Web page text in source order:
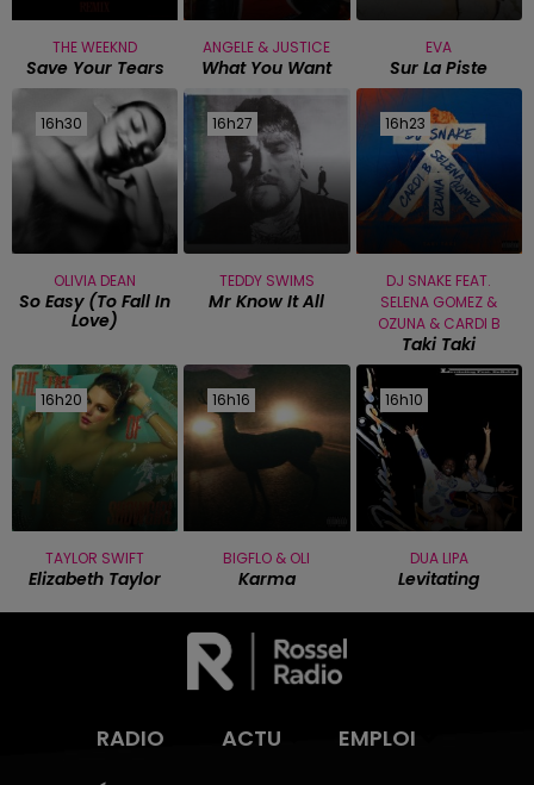
THE WEEKND
Save Your Tears
ANGELE & JUSTICE
What You Want
EVA
Sur La Piste
16h30
16h30
OLIVIA DEAN
So Easy (to Fall In
Love)
16h27
16h27
TEDDY SWIMS
Mr Know It All
16h23
16h23
DJ SNAKE FEAT.
SELENA GOMEZ &
OZUNA & CARDI B
Taki Taki
16h20
16h20
TAYLOR SWIFT
Elizabeth Taylor
16h16
16h16
BIGFLO & OLI
Karma
16h10
16h10
DUA LIPA
Levitating
RADIO ACTU
EMPLOI